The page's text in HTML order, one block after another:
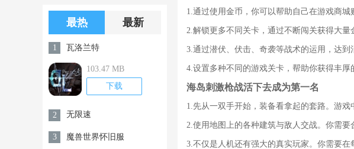
限钻石
最热 最新
1 瓦洛兰特
103.47 MB
下载
2 无限速
3 魔兽世界怀旧服
1.通过使用金币，你可以帮助自己在游戏商城
2.解锁更多不同关卡，通过不断闯关获得大量
3.通过潜伏、伏击、奇袭等战术的运用，达到
4.设置多种不同的游戏关卡，帮助你获得丰厚
海岛刺激枪战活下去成为第一名
1.先从一双手开始，装备看拿起的套路。游戏
2.使用地图上的各种建筑与敌人交战。你需要
3.不仅是人机还有强大的真实玩家。你需要在